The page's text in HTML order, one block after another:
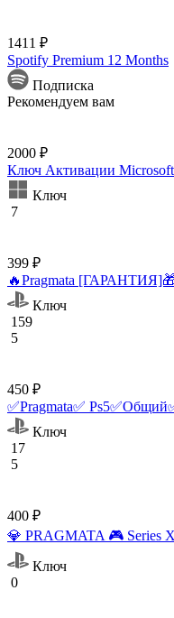
1411 ₽
Spotify Premium 12 Months
Подписка
Рекомендуем вам
2000 ₽
Ключ Активации Microsoft
Ключ
7
399 ₽
🔥Pragmata
Ключ
159
5
450 ₽
✅Pragmata✅
Ключ
17
5
400 ₽
💎 PRAGMATA 🎮 Series
Ключ
0